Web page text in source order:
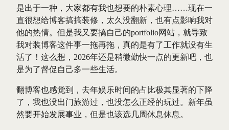
是出于一种，大家都有我也想要的朴素心理……现在一
直很想给博客搞搞装修，太久没翻新，也有点影响我对
他的热情。但是我又要搞自己的portfolio网站，就导致
我对装博客这件事一拖再拖，真的是有了工作就没有生
活了！这么想，2026年还是稍微勤快一点的更新吧，也
是为了督促自己多一些生活。
翻博客也感觉到，去年娱乐时间的占比极其显著的下降
了，我也没出门旅游过，也没怎么正经的玩过。新年虽
然要开始发展事业，但是也该选几周休息休息。